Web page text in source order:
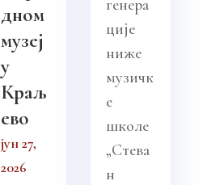
дном
музеј
у
Краљ
ево
јун 27,
2026
генера
ције
ниже
музичк
е
школе
„Стева
н